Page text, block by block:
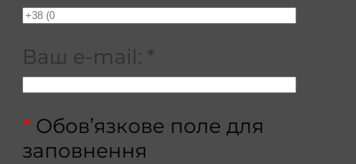
Ваш e-mail: *
* Обов’язкове поле для
заповнення